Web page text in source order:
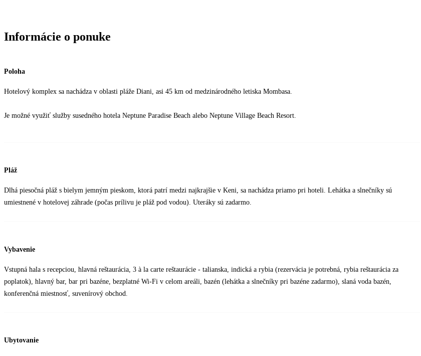
Informácie o ponuke
Poloha
Hotelový komplex sa nachádza v oblasti pláže Diani, asi 45 km od medzinárodného letiska Mombasa.
Je možné využiť služby susedného hotela Neptune Paradise Beach alebo Neptune Village Beach Resort.
Pláž
Dlhá piesočná pláž s bielym jemným pieskom, ktorá patrí medzi najkrajšie v Keni, sa nachádza priamo pri hoteli. Lehátka a slnečníky sú
umiestnené v hotelovej záhrade (počas prílivu je pláž pod vodou). Uteráky sú zadarmo.
Vybavenie
Vstupná hala s recepciou, hlavná reštaurácia, 3 à la carte reštaurácie - talianska, indická a rybia (rezervácia je potrebná, rybia reštaurácia za
poplatok), hlavný bar, bar pri bazéne, bezplatné Wi-Fi v celom areáli, bazén (lehátka a slnečníky pri bazéne zadarmo), slaná voda bazén,
konferenčná miestnosť, suvenírový obchod.
Ubytovanie